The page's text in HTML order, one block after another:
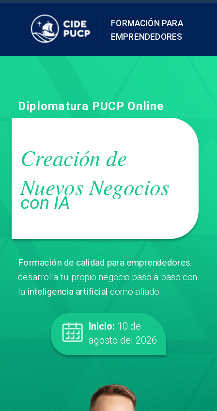
Creación de
Nuevos Negocios
con IA
Diplomatura PUCP Online
Inicio: 10 de
agosto del 2026
Formación de calidad para emprendedores:
desarrolla tu propio negocio paso a paso con
la inteligencia artificial como aliado.
FORMACIÓN PARA
EMPRENDEDORES